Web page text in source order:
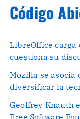
Código
LibreOffice carga
cuestiona su
Mozilla se asocia
diversificar la
Geoffrey Knauth
Free Software